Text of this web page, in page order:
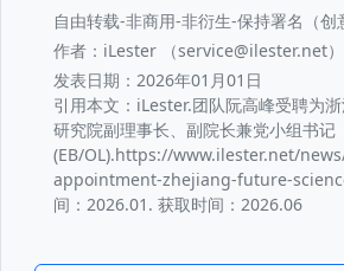
自由转载-非商用-非衍生-保持署名（创
作者：iLester （service@ilester.net）
发表日期：2026年01月01日
引用本文：iLester.团队阮高峰受聘为
研究院副理事长、副院长兼党小组书记
(EB/OL).https://www.ilester.net/
appointment-zhejiang-future-
间：2026.01. 获取时间：2026.06